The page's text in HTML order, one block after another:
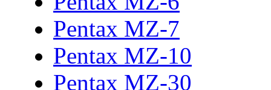
Pentax MZ-7
Pentax MZ-10
Pentax MZ-30